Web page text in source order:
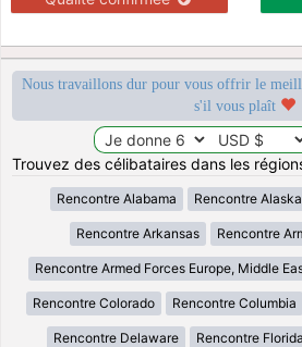
Nous travaillons dur pour vous offrir le
s'il vous plaît
Trouvez des célibataires dans les
Rencontre Alabama Rencontre Alaska
Rencontre Arkansas Rencontre
Rencontre Armed Forces Europe, Middle
Rencontre Colorado Rencontre Columbia
Rencontre Delaware Rencontre Florida